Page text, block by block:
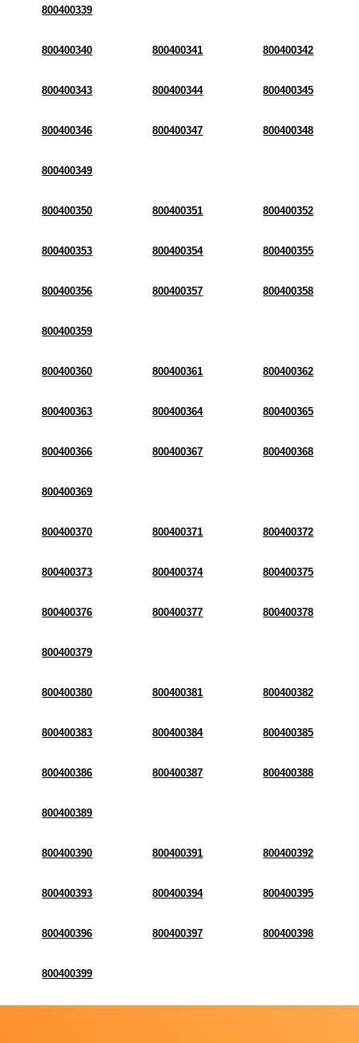
800400339
800400340 800400341 800400342
800400343 800400344 800400345
800400346 800400347 800400348
800400349
800400350 800400351 800400352
800400353 800400354 800400355
800400356 800400357 800400358
800400359
800400360 800400361 800400362
800400363 800400364 800400365
800400366 800400367 800400368
800400369
800400370 800400371 800400372
800400373 800400374 800400375
800400376 800400377 800400378
800400379
800400380 800400381 800400382
800400383 800400384 800400385
800400386 800400387 800400388
800400389
800400390 800400391 800400392
800400393 800400394 800400395
800400396 800400397 800400398
800400399